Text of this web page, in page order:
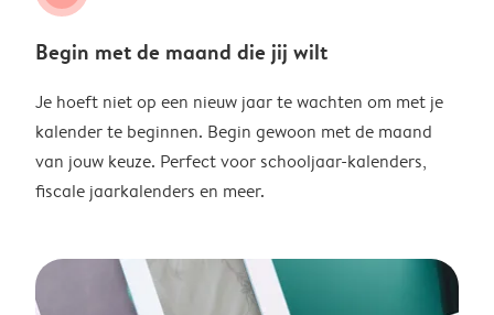
Begin met de maand die jij wilt
Je hoeft niet op een nieuw jaar te wachten om met je
kalender te beginnen. Begin gewoon met de maand
van jouw keuze. Perfect voor schooljaar-kalenders,
fiscale jaarkalenders en meer.